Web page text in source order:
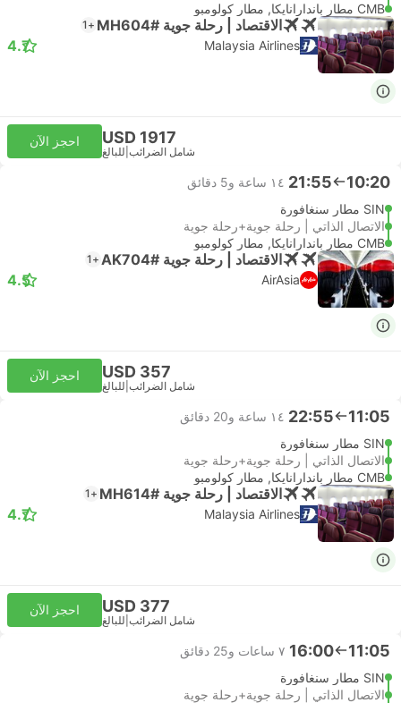
CMB مطار باندارانايكا, مطار كولومبو
الاقتصاد | رحلة جوية #MH604 +1
Malaysia Airlines
4.7
USD 1917
شامل الضرائب للبالغ
احجز الآن
10:20
21:55 ١٤ ساعة و‫5 دقائق
SIN مطار سنغافورة
الاتصال الذاتي | رحلة جوية+رحلة جوية
CMB مطار باندارانايكا, مطار كولومبو
الاقتصاد | رحلة جوية #AK704 +1
AirAsia
4.5
USD 357
شامل الضرائب للبالغ
احجز الآن
11:05
22:55 ١٤ ساعة و‫20 دقائق
SIN مطار سنغافورة
الاتصال الذاتي | رحلة جوية+رحلة جوية
CMB مطار باندارانايكا, مطار كولومبو
الاقتصاد | رحلة جوية #MH614 +1
Malaysia Airlines
4.7
USD 377
شامل الضرائب للبالغ
احجز الآن
11:05
16:00 ٧ ساعات و‫25 دقائق
SIN مطار سنغافورة
الاتصال الذاتي | رحلة جوية+رحلة جوية